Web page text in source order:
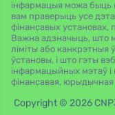
інфармацыя можа быць
вам праверыць усе
фінансавых
Важна адзначыць, што
ліміты або канкрэтныя
ўстановы, і што гэты
інфармацыйных мэтаў і
фінансавая,
Copyright © 2026